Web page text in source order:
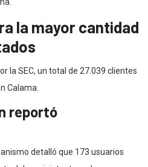
la mayor cantidad
la SEC, un total de 27.039 clientes
Calama.
reportó
detalló que 173 usuarios